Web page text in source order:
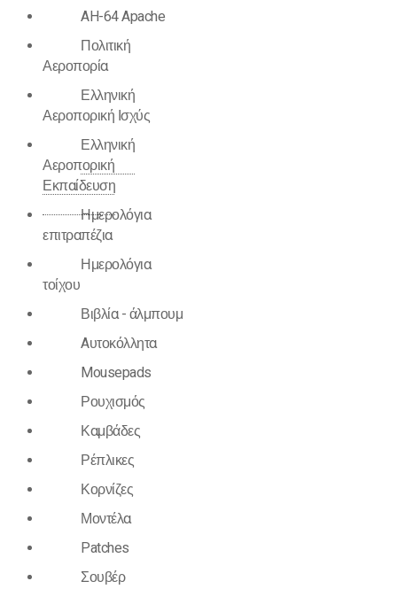
AH-64 Apache
Πολιτική
Αεροπορία
Ελληνική
Αεροπορική Ισχύς
Ελληνική
Αεροπορική
Εκπαίδευση
Ημερολόγια
επιτραπέζια
Ημερολόγια
τοίχου
Βιβλία - άλμπουμ
Aυτοκόλλητα
Mousepads
Ρουχισμός
Καμβάδες
Ρέπλικες
Κορνίζες
Μοντέλα
Patches
Σουβέρ